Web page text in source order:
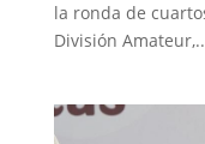
la ronda de
División